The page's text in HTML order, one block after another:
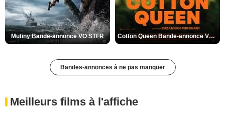
Mutiny Bande-annonce VO STFR Cotton Queen Bande-annonce VO STFR
Bandes-annonces à ne pas manquer
Meilleurs films à l'affiche